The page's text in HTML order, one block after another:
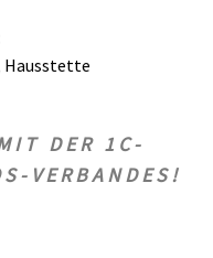
DER 1C-
VERBANDES!